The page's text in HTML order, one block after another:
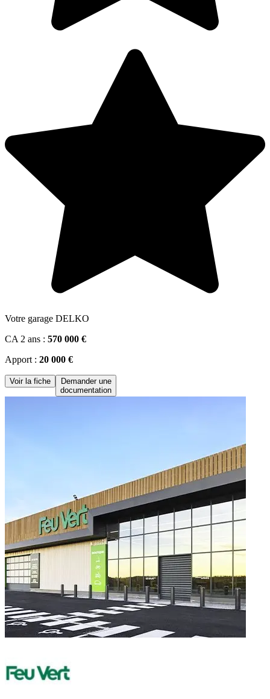
Votre garage DELKO
CA 2 ans : 570 000 €
Apport : 20 000 €
Voir la fiche
Demander une
documentation